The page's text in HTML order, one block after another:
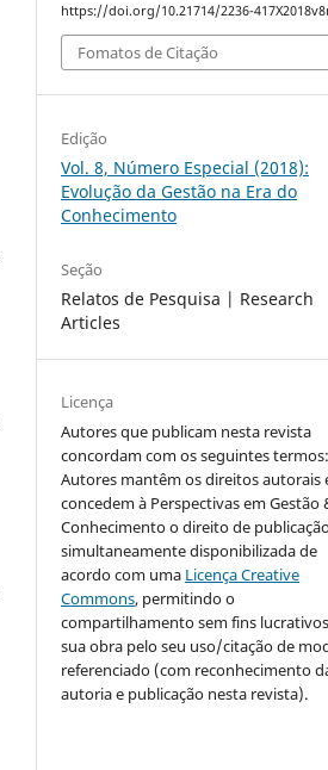
https://doi.org/10.21714/2236-
Fomatos de Citação
Edição
Vol. 8, Número Especial (2018):
Evolução da Gestão na Era do
Conhecimento
Seção
Relatos de Pesquisa | Research
Articles
Licença
Autores que publicam nesta revista
concordam com os seguintes
Autores mantêm os direitos autorais
concedem à Perspectivas em Gestão
Conhecimento o direito de
simultaneamente disponibilizada de
acordo com uma Licença Creative
Commons, permitindo o
compartilhamento sem fins
sua obra pelo seu uso/citação de
referenciado (com reconhecimento
autoria e publicação nesta revista).